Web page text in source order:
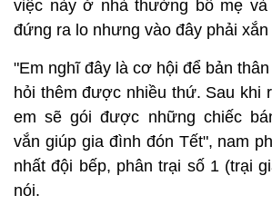
việc này ở nhà thường bố mẹ
đứng ra lo nhưng vào đây phải xắn
"Em nghĩ đây là cơ hội để bản
hỏi thêm được nhiều thứ. Sau khi
em sẽ gói được những chiếc
vắn giúp gia đình đón Tết", nam
nhất đội bếp, phân trại số 1 (trại
nói.